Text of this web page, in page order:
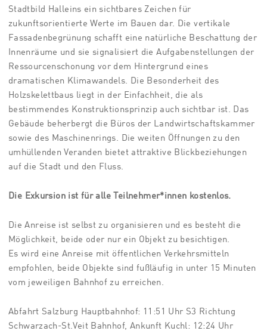
Stadtbild Halleins ein sichtbares Zeichen für
zukunftsorientierte Werte im Bauen dar. Die vertikale
Fassadenbegrünung schafft eine natürliche Beschattung der
Innenräume und sie signalisiert die Aufgabenstellungen der
Ressourcenschonung vor dem Hintergrund eines
dramatischen Klimawandels. Die Besonderheit des
Holzskelettbaus liegt in der Einfachheit, die als
bestimmendes Konstruktionsprinzip auch sichtbar ist. Das
Gebäude beherbergt die Büros der Landwirtschaftskammer
sowie des Maschinenrings. Die weiten Öffnungen zu den
umhüllenden Veranden bietet attraktive Blickbeziehungen
auf die Stadt und den Fluss.
Die Exkursion ist für alle Teilnehmer*innen kostenlos.
Die Anreise ist selbst zu organisieren und es besteht die
Möglichkeit, beide oder nur ein Objekt zu besichtigen.
Es wird eine Anreise mit öffentlichen Verkehrsmitteln
empfohlen, beide Objekte sind fußläufig in unter 15 Minuten
vom jeweiligen Bahnhof zu erreichen.
Abfahrt Salzburg Hauptbahnhof: 11:51 Uhr S3 Richtung
Schwarzach-St.Veit Bahnhof, Ankunft Kuchl: 12:24 Uhr